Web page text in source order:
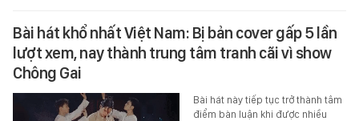
Bài hát khổ nhất Việt Nam: Bị bản cover gấp 5 lần
lượt xem, nay thành trung tâm tranh cãi vì show
Chông Gai
Bài hát này tiếp tục trở thành tâm
điểm bàn luận khi được nhiều